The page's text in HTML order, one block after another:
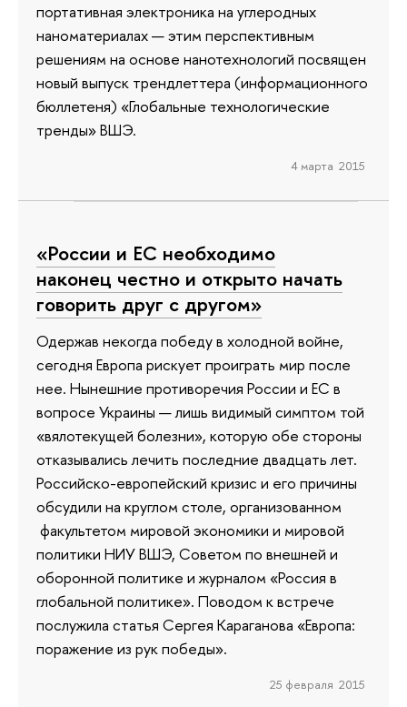
портативная электроника на углеродных
наноматериалах — этим перспективным
решениям на основе нанотехнологий посвящен
новый выпуск трендлеттера (информационного
бюллетеня) «Глобальные технологические
тренды» ВШЭ.
4 марта 2015
«России и ЕС необходимо
наконец честно и открыто начать
говорить друг с другом»
Одержав некогда победу в холодной войне,
сегодня Европа рискует проиграть мир после
нее. Нынешние противоречия России и ЕС в
вопросе Украины — лишь видимый симптом той
«вялотекущей болезни», которую обе стороны
отказывались лечить последние двадцать лет.
Российско-европейский кризис и его причины
обсудили на круглом столе, организованном
факультетом мировой экономики и мировой
политики НИУ ВШЭ, Советом по внешней и
оборонной политике и журналом «Россия в
глобальной политике». Поводом к встрече
послужила статья Сергея Караганова «Европа:
поражение из рук победы».
25 февраля 2015